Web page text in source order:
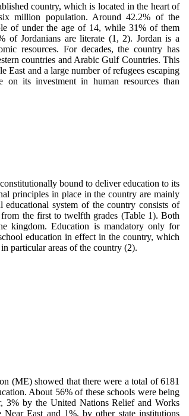
country, which is located in the heart of
million population. Around 42.2% of the
of under the age of 14, while 31% of them
of Jordanians are literate (1, 2). Jordan is a
resources. For decades, the country has
countries and Arabic Gulf Countries. This
East and a large number of refugees escaping
on its investment in human resources than
bound to deliver education to its
principles in place in the country are mainly
system of the country consists of
the first to twelfth grades (Table 1). Both
kingdom. Education is mandatory only for
education in effect in the country, which
particular areas of the country (2).
(ME) showed that there were a total of 6181
About 56% of these schools were being
3% by the United Nations Relief and Works
East and 1%, by other state institutions